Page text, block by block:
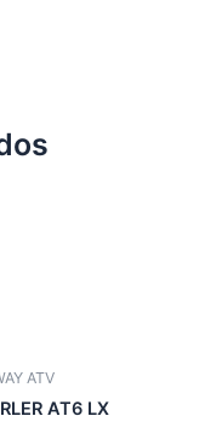
ATV
AT6 LX